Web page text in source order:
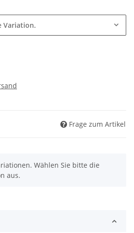
Variation.
Frage zum Artikel
Wählen Sie bitte die
aus.